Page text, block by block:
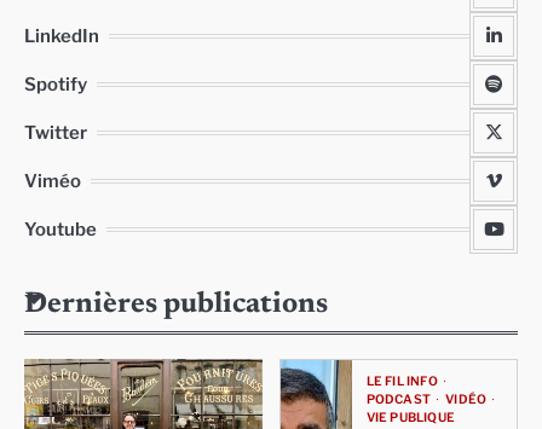
LinkedIn
Spotify
Twitter
Viméo
Youtube
Dernières publications
LE FIL INFO
PODCAST
VIDÉO
VIE PUBLIQUE